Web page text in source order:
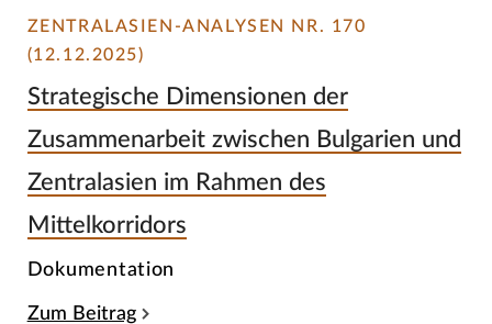
ZENTRALASIEN-ANALYSEN NR. 170
(12.12.2025)
Strategische Dimensionen der
Zusammenarbeit zwischen Bulgarien und
Zentralasien im Rahmen des
Mittelkorridors
Dokumentation
Zum Beitrag